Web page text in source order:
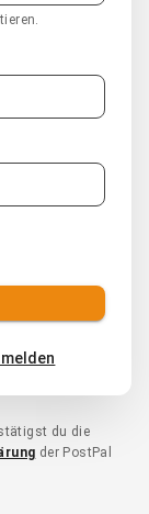
du die
der PostPal